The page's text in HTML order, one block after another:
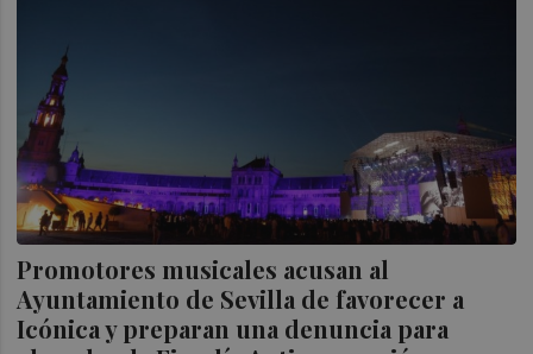
Promotores musicales acusan al
Ayuntamiento de Sevilla de favorecer a
Icónica y preparan una denuncia para